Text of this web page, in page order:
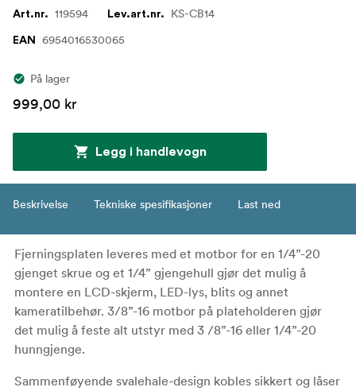
Art.nr. 119594 Lev.art.nr. KS-CB14
EAN 6954016530065
På lager
999,00 kr
Legg i handlevogn
Beskrivelse Tekniske spesifikasjoner Last ned
Fjerningsplaten leveres med et motbor for en 1/4”-20
gjenget skrue og et 1/4” gjengehull gjør det mulig å
montere en LCD-skjerm, LED-lys, blits og annet
kameratilbehør. 3/8”-16 motbor på plateholderen gjør
det mulig å feste alt utstyr med 3 /8”-16 eller 1/4”-20
hunngjenge.
Sammenføyende svalehale-design kobles sikkert og låser